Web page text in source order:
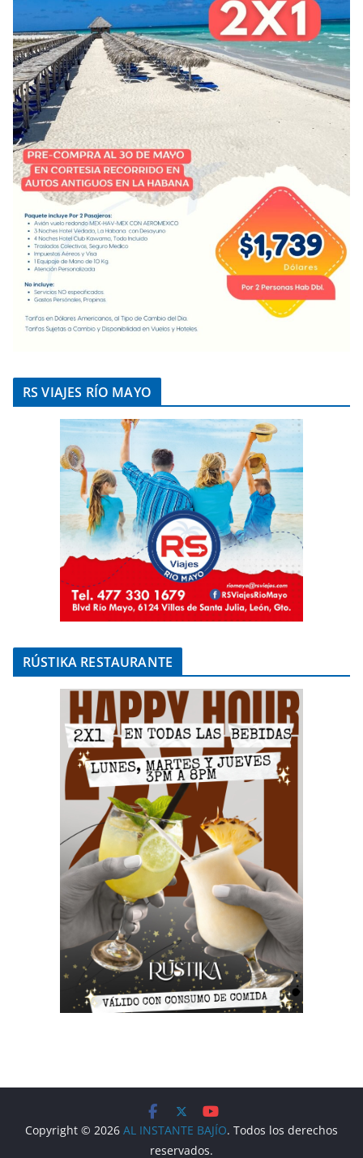
RS VIAJES RÍO MAYO
RÚSTIKA RESTAURANTE
Copyright © 2026 AL INSTANTE BAJÍO. Todos los derechos
reservados.